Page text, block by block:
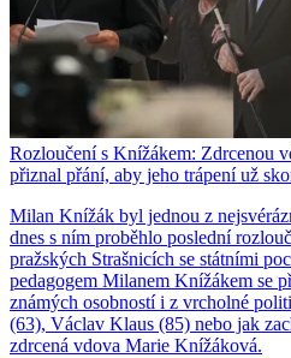
Rozloučení s Knížákem: Zdrcenou
přiznal přání, aby jeho trápení už
Milan Knížák byl jednou z
dnes s ním proběhlo poslední
pražských Strašnicích se státními
pedagogem Milanem Knížákem se
známých osobností i z vrcholné
(63), Václav Klaus (85) nebo jak
zdrcená vdova Marie Knížáková.